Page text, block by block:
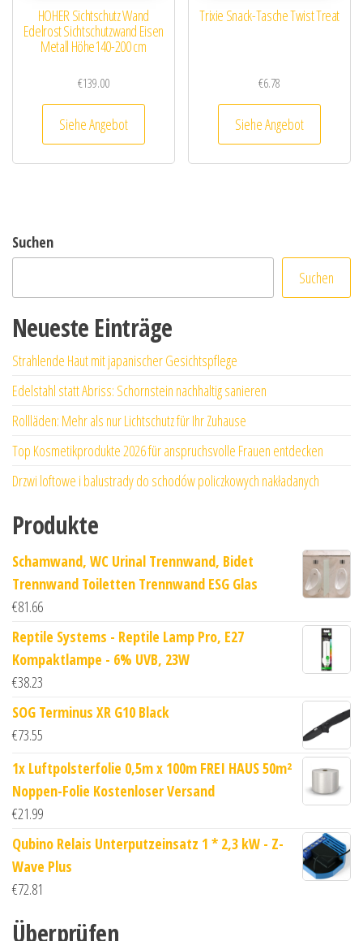
HOHER Sichtschutz Wand
Edelrost Sichtschutzwand Eisen
Metall Höhe140-200 cm
€139.00
Siehe Angebot
Trixie Snack-Tasche Twist Treat
€6.78
Siehe Angebot
Suchen
Suchen
Neueste Einträge
Strahlende Haut mit japanischer Gesichtspflege
Edelstahl statt Abriss: Schornstein nachhaltig sanieren
Rollläden: Mehr als nur Lichtschutz für Ihr Zuhause
Top Kosmetikprodukte 2026 für anspruchsvolle Frauen entdecken
Drzwi loftowe i balustrady do schodów policzkowych nakładanych
Produkte
Schamwand, WC Urinal Trennwand, Bidet
Trennwand Toiletten Trennwand ESG Glas
€81.66
Reptile Systems - Reptile Lamp Pro, E27
Kompaktlampe - 6% UVB, 23W
€38.23
SOG Terminus XR G10 Black
€73.55
1x Luftpolsterfolie 0,5m x 100m FREI HAUS 50m²
Noppen-Folie Kostenloser Versand
€21.99
Qubino Relais Unterputzeinsatz 1 * 2,3 kW - Z-
Wave Plus
€72.81
Überprüfen